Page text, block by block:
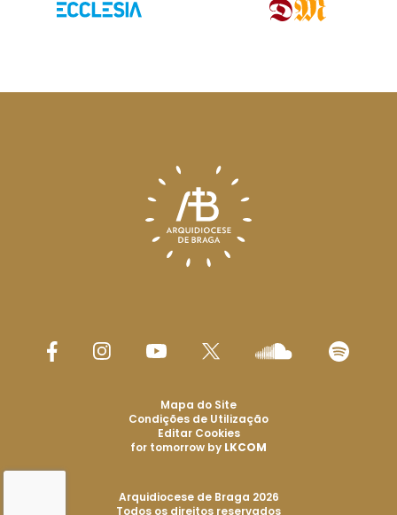
Arquidiocese de Braga 2026
Todos os direitos reservados
Mapa do Site
Condições de Utilização
Editar Cookies
for tomorrow by LKCOM